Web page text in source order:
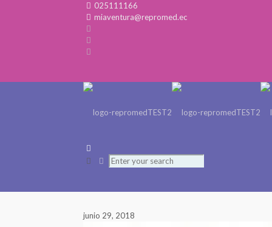
025111166
miaventura@repromed.ec
junio 29, 2018